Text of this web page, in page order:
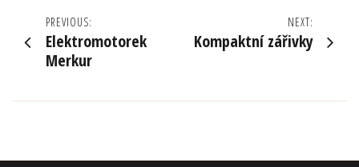
Navigace
pro
PREVIOUS:
Elektromotorek
Merkur
NEXT:
Kompaktní zářivky